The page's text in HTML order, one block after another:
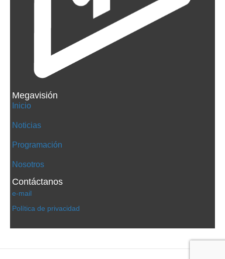
Megavisión
Inicio
Noticias
Programación
Nosotros
Contáctanos
e-mail
Política de privacidad